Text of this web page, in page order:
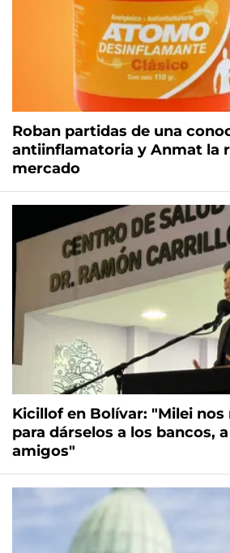
Roban partidas de una
antiinflamatoria y Anmat la
mercado
Kicillof en Bolívar: "Milei nos
para dárselos a los bancos,
amigos"